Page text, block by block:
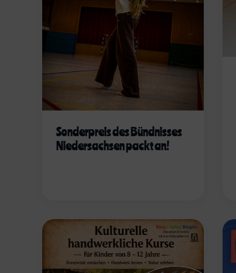
Sonderpreis des Bündnisses
Niedersachsen packt an!